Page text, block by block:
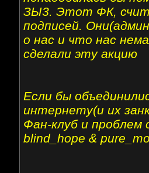
ЗЫ3. Этот ФК,
подписей.
о нас и что нас
сделали эту акцию
Если бы
интернету(и их
Фан-клуб и проблем
blind_hope &